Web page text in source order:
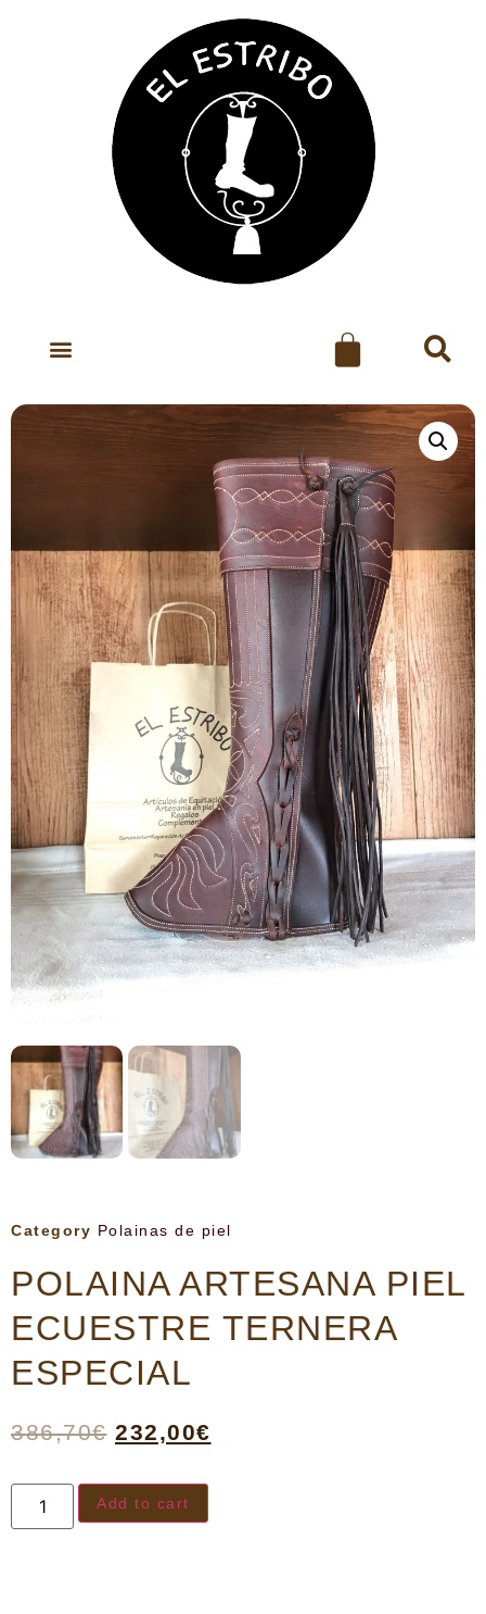
Category Polainas de piel
POLAINA ARTESANA PIEL
ECUESTRE TERNERA
ESPECIAL
386,70€ 232,00€
Add to cart